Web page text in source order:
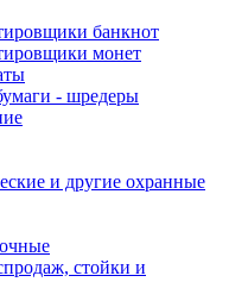
банкнот
монет
- шредеры
и другие охранные
стойки и